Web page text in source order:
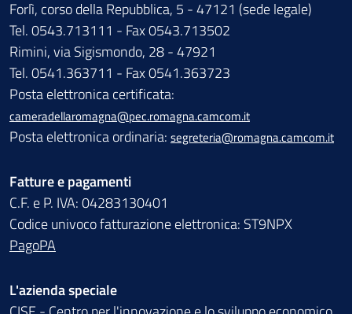
Forlì, corso della Repubblica, 5 - 47121 (sede legale)
Tel. 0543.713111 - Fax 0543.713502
Rimini, via Sigismondo, 28 - 47921
Tel. 0541.363711 - Fax 0541.363723
Posta elettronica certificata:
cameradellaromagna@pec.romagna.camcom.it
Posta elettronica ordinaria: segreteria@romagna.camcom.it
Fatture e pagamenti
C.F. e P. IVA: 04283130401
Codice univoco fatturazione elettronica: ST9NPX
PagoPA
L'azienda speciale